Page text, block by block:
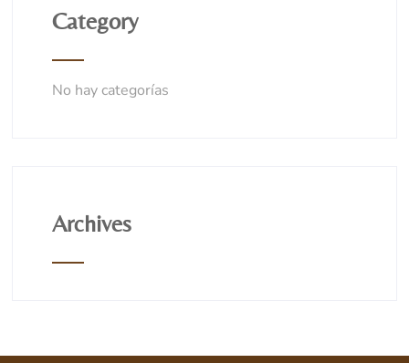
Category
No hay categorías
Archives